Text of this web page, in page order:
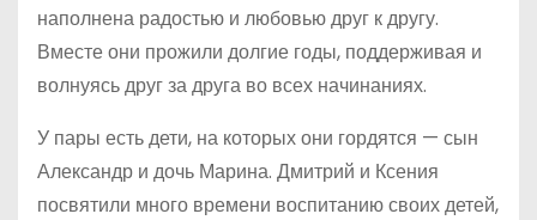
наполнена радостью и любовью друг к другу.
Вместе они прожили долгие годы, поддерживая и
волнуясь друг за друга во всех начинаниях.
У пары есть дети, на которых они гордятся — сын
Александр и дочь Марина. Дмитрий и Ксения
посвятили много времени воспитанию своих детей,